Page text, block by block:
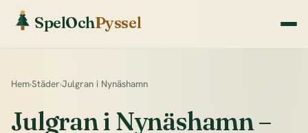
SpelOchPyssel
Hem›Städer›Julgran i Nynäshamn
Julgran i Nynäshamn –